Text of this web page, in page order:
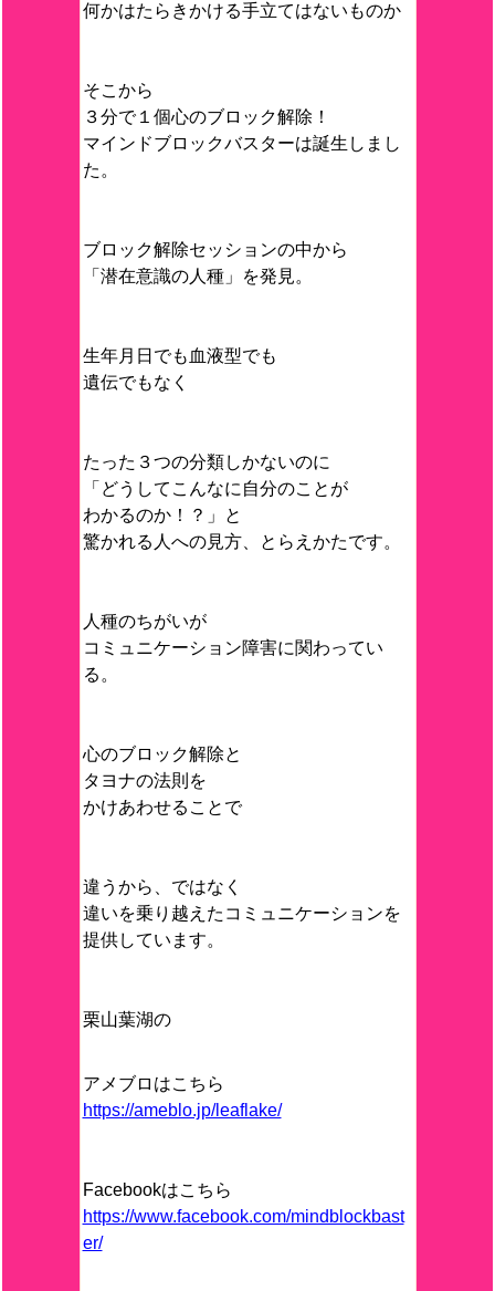
何かはたらきかける手立てはないものか
そこから
３分で１個心のブロック解除！
マインドブロックバスターは誕生しまし
た。
ブロック解除セッションの中から
「潜在意識の人種」を発見。
生年月日でも血液型でも
遺伝でもなく
たった３つの分類しかないのに
「どうしてこんなに自分のことが
わかるのか！？」と
驚かれる人への見方、とらえかたです。
人種のちがいが
コミュニケーション障害に関わってい
る。
心のブロック解除と
タヨナの法則を
かけあわせることで
違うから、ではなく
違いを乗り越えたコミュニケーションを
提供しています。
栗山葉湖の
アメブロはこちら
https://ameblo.jp/leaflake/
Facebookはこちら
https://www.facebook.com/mindblockbast
er/